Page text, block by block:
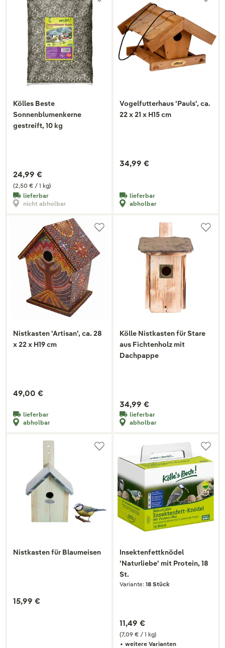
Kölles Beste
Sonnenblumenkerne
gestreift, 10 kg
(2,50 € / 1 kg)
24,99 €
lieferbar
nicht abholbar
Vogelfutterhaus 'Pauls', ca.
22 x 21 x H15 cm
34,99 €
lieferbar
abholbar
Nistkasten 'Artisan', ca. 28
x 22 x H19 cm
49,00 €
lieferbar
abholbar
Kölle Nistkasten für Stare
aus Fichtenholz mit
Dachpappe
34,99 €
lieferbar
abholbar
Nistkasten für Blaumeisen
15,99 €
Insektenfettknödel
'Naturliebe' mit Protein, 18
St.
Variante: 18 Stück
(7,09 € / 1 kg)
11,49 €
+ weitere Varianten